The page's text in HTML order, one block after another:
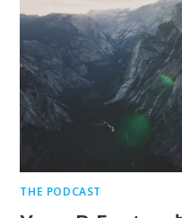
THE PODCAST